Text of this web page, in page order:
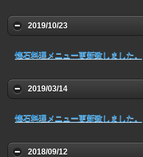
2019/10/23
懐石料理メニュー更新致しました。
2019/03/14
懐石料理メニュー更新致しました。
2018/09/12